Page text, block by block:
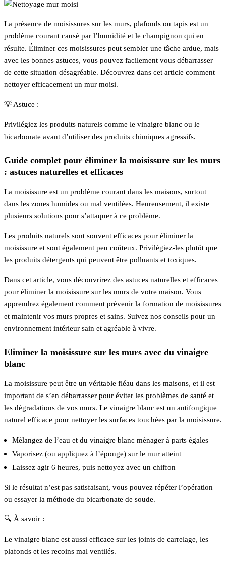
La présence de moisissures sur les murs, plafonds ou tapis est un
problème courant causé par l’humidité et le champignon qui en
résulte. Éliminer ces moisissures peut sembler une tâche ardue, mais
avec les bonnes astuces, vous pouvez facilement vous débarrasser
de cette situation désagréable. Découvrez dans cet article comment
nettoyer efficacement un mur moisi.
💡 Astuce :
Privilégiez les produits naturels comme le vinaigre blanc ou le
bicarbonate avant d’utiliser des produits chimiques agressifs.
Guide complet pour éliminer la moisissure sur les murs
: astuces naturelles et efficaces
La moisissure est un problème courant dans les maisons, surtout
dans les zones humides ou mal ventilées. Heureusement, il existe
plusieurs solutions pour s’attaquer à ce problème.
Les produits naturels sont souvent efficaces pour éliminer la
moisissure et sont également peu coûteux. Privilégiez-les plutôt que
les produits détergents qui peuvent être polluants et toxiques.
Dans cet article, vous découvrirez des astuces naturelles et efficaces
pour éliminer la moisissure sur les murs de votre maison. Vous
apprendrez également comment prévenir la formation de moisissures
et maintenir vos murs propres et sains. Suivez nos conseils pour un
environnement intérieur sain et agréable à vivre.
Eliminer la moisissure sur les murs avec du vinaigre
blanc
La moisissure peut être un véritable fléau dans les maisons, et il est
important de s’en débarrasser pour éviter les problèmes de santé et
les dégradations de vos murs. Le vinaigre blanc est un antifongique
naturel efficace pour nettoyer les surfaces touchées par la moisissure.
Mélangez de l’eau et du vinaigre blanc ménager à parts égales
Vaporisez (ou appliquez à l’éponge) sur le mur atteint
Laissez agir 6 heures, puis nettoyez avec un chiffon
Si le résultat n’est pas satisfaisant, vous pouvez répéter l’opération
ou essayer la méthode du bicarbonate de soude.
🔍 À savoir :
Le vinaigre blanc est aussi efficace sur les joints de carrelage, les
plafonds et les recoins mal ventilés.